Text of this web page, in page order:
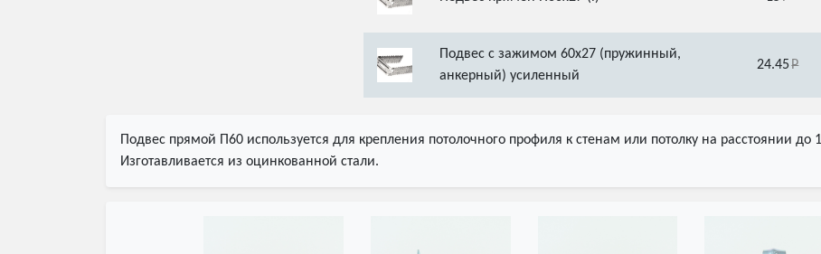
Подвес с зажимом 60х27 (пружинный,
анкерный) усиленный
24.45
Подвес прямой П60 используется для крепления потолочного профиля к стенам или потолку на расстоянии до
Изготавливается из оцинкованной стали.